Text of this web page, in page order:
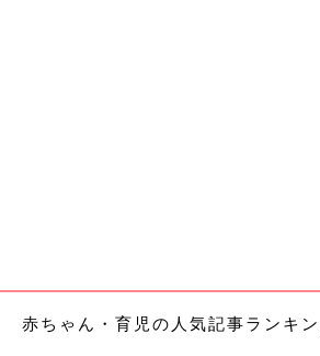
赤ちゃん・育児の人気記事ランキ